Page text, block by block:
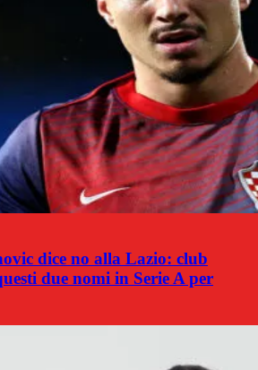
dice no alla Lazio: club
due nomi in Serie A per